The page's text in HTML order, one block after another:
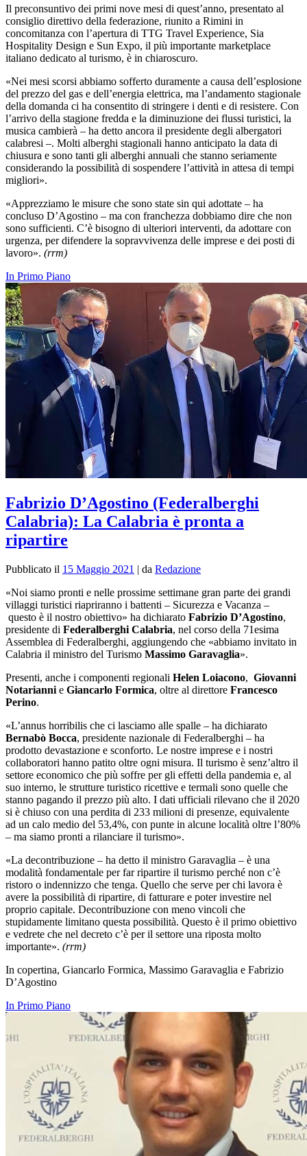
Il preconsuntivo dei primi nove mesi di quest’anno, presentato al
consiglio direttivo della federazione, riunito a Rimini in
concomitanza con l’apertura di TTG Travel Experience, Sia
Hospitality Design e Sun Expo, il più importante marketplace
italiano dedicato al turismo, è in chiaroscuro.
«Nei mesi scorsi abbiamo sofferto duramente a causa dell’esplosione
del prezzo del gas e dell’energia elettrica, ma l’andamento stagionale
della domanda ci ha consentito di stringere i denti e di resistere. Con
l’arrivo della stagione fredda e la diminuzione dei flussi turistici, la
musica cambierà – ha detto ancora il presidente degli albergatori
calabresi –. Molti alberghi stagionali hanno anticipato la data di
chiusura e sono tanti gli alberghi annuali che stanno seriamente
considerando la possibilità di sospendere l’attività in attesa di tempi
migliori».
«Apprezziamo le misure che sono state sin qui adottate – ha
concluso D’Agostino – ma con franchezza dobbiamo dire che non
sono sufficienti. C’è bisogno di ulteriori interventi, da adottare con
urgenza, per difendere la sopravvivenza delle imprese e dei posti di
lavoro». (rrm)
In Primo Piano
Fabrizio D’Agostino (Federalberghi
Calabria): La Calabria è pronta a
ripartire
Pubblicato il 15 Maggio 2021 | da Redazione
«Noi siamo pronti e nelle prossime settimane gran parte dei grandi
villaggi turistici riapriranno i battenti – Sicurezza e Vacanza –
questo è il nostro obiettivo» ha dichiarato Fabrizio D’Agostino,
presidente di Federalberghi Calabria, nel corso della 71esima
Assemblea di Federalberghi, aggiungendo che «abbiamo invitato in
Calabria il ministro del Turismo Massimo Garavaglia».
Presenti, anche i componenti regionali Helen Loiacono, Giovanni
Notarianni e Giancarlo Formica, oltre al direttore Francesco
Perino.
«L’annus horribilis che ci lasciamo alle spalle – ha dichiarato
Bernabò Bocca, presidente nazionale di Federalberghi – ha
prodotto devastazione e sconforto. Le nostre imprese e i nostri
collaboratori hanno patito oltre ogni misura. Il turismo è senz’altro il
settore economico che più soffre per gli effetti della pandemia e, al
suo interno, le strutture turistico ricettive e termali sono quelle che
stanno pagando il prezzo più alto. I dati ufficiali rilevano che il 2020
si è chiuso con una perdita di 233 milioni di presenze, equivalente
ad un calo medio del 53,4%, con punte in alcune località oltre l’80%
– ma siamo pronti a rilanciare il turismo».
«La decontribuzione – ha detto il ministro Garavaglia – è una
modalità fondamentale per far ripartire il turismo perché non c’è
ristoro o indennizzo che tenga. Quello che serve per chi lavora è
avere la possibilità di ripartire, di fatturare e poter investire nel
proprio capitale. Decontribuzione con meno vincoli che
stupidamente limitano questa possibilità. Questo è il primo obiettivo
e vedrete che nel decreto c’è per il settore una riposta molto
importante». (rrm)
In copertina, Giancarlo Formica, Massimo Garavaglia e Fabrizio
D’Agostino
In Primo Piano